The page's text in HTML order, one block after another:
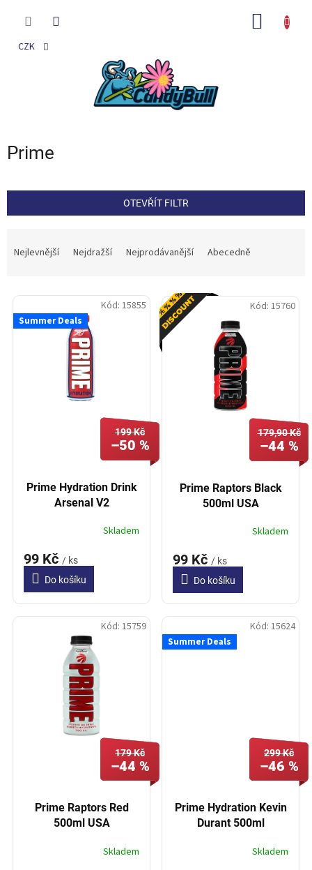
CZK
Prime
OTEVŘÍT FILTR
p
Nejlevnější Nejdražší Nejprodávanější Abecedně
V
p Summer Deals
199 Kč
–50 %
Prime Hydration Drink
Arsenal V2
Skladem
99 Kč / ks
Do košíku
Kód: 15855 Akce
179,90 Kč
–44 %
Prime Raptors Black
500ml USA
Skladem
99 Kč / ks
Do košíku
Kód: 15760
179 Kč
–44 %
Prime Raptors Red
500ml USA
Skladem
Kód: 15759
Summer Deals
299 Kč
–46 %
Prime Hydration Kevin
Durant 500ml
Skladem
Kód: 15624